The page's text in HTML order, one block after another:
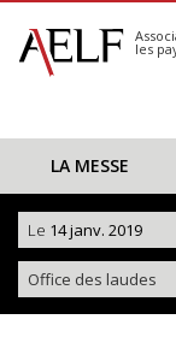
S'abonner
Calendrier
les
LA MESSE
Le 14 janv. 2019
Office des laudes